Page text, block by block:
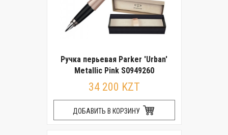
Ручка перьевая Parker 'Urban'
Metallic Pink S0949260
34 200 KZT
ДОБАВИТЬ В КОРЗИНУ